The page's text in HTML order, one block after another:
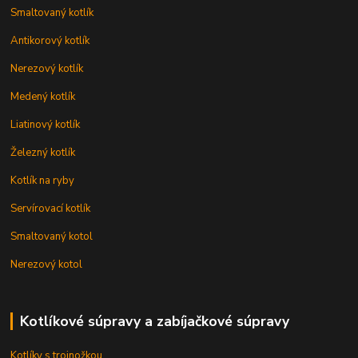
Smaltovaný kotlík
Antikorový kotlík
Nerezový kotlík
Medený kotlík
Liatinový kotlík
Železný kotlík
Kotlík na ryby
Servírovací kotlík
Smaltovaný kotol
Nerezový kotol
Kotlíkové súpravy a zabíjačkové súpravy